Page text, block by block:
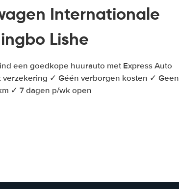
Internationale
Lishe
een goedkope huurauto met Express Auto
verzekering ✓ Géén verborgen kosten ✓ Geen
✓ 7 dagen p/wk open